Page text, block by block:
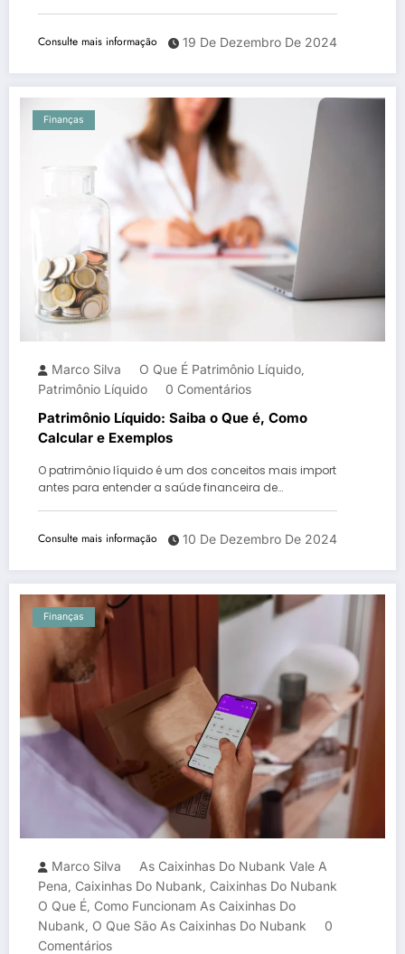
Consulte mais informação 19 De Dezembro De 2024
Finanças
Marco Silva O Que É Patrimônio Líquido,
Patrimônio Líquido 0 Comentários
Patrimônio Líquido: Saiba o Que é, Como
Calcular e Exemplos
O patrimônio líquido é um dos conceitos mais import
antes para entender a saúde financeira de…
Consulte mais informação 10 De Dezembro De 2024
Finanças
Marco Silva
As Caixinhas Do Nubank Vale A
Pena, Caixinhas Do Nubank, Caixinhas Do Nubank
O Que É, Como Funcionam As Caixinhas Do
Nubank, O Que São As Caixinhas Do Nubank
0
Comentários